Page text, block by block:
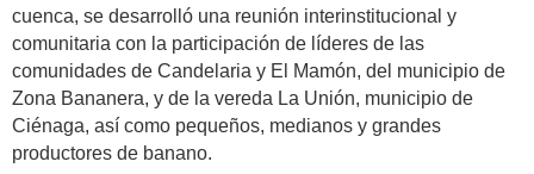
cuenca, se desarrolló una reunión interinstitucional y
comunitaria con la participación de líderes de las
comunidades de Candelaria y El Mamón, del municipio de
Zona Bananera, y de la vereda La Unión, municipio de
Ciénaga, así como pequeños, medianos y grandes
productores de banano.